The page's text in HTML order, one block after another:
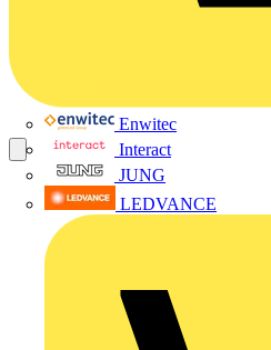
Enwitec
Interact
JUNG
LEDVANCE